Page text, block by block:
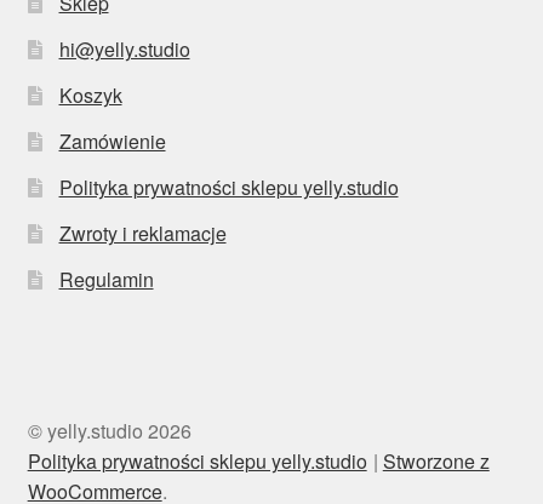
hi@yelly.studio
Koszyk
Zamówienie
Polityka prywatności sklepu yelly.studio
Zwroty i reklamacje
Regulamin
© yelly.studio 2026
Polityka prywatności sklepu yelly.studio
Stworzone z
WooCommerce.